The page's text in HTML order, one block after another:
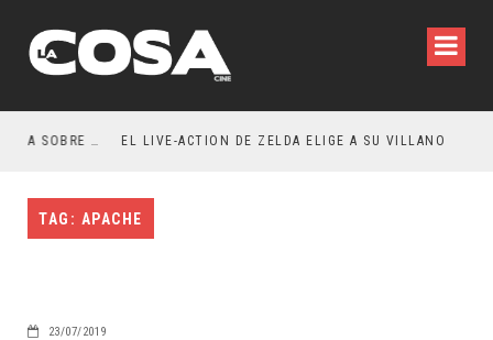
RESEÑA LA INVITACIÓN: OLIVIA WILDE REFLEXIONA SOBRE LA VIDA CONYUGAL EL LIVE-ACTION DE ZELDA ELIGE A SU VILLANO
TAG: APACHE
23/07/2019